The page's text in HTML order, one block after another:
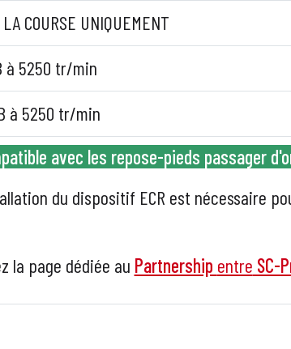
LA COURSE UNIQUEMENT
à 5250 tr/min
à 5250 tr/min
avec les repose-pieds passager
du dispositif ECR est nécessaire
la page dédiée au Partnership entre SC-